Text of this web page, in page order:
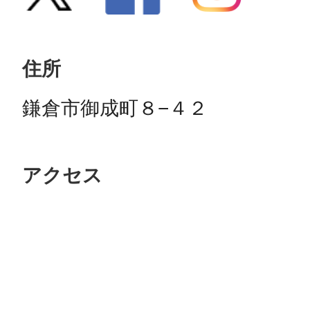
住所
鎌倉市御成町８−４２
アクセス